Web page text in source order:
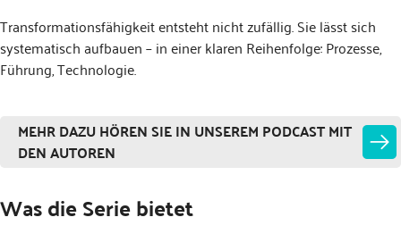
Transformationsfähigkeit entsteht nicht zufällig. Sie lässt sich
systematisch aufbauen – in einer klaren Reihenfolge: Prozesse,
Führung, Technologie.
MEHR DAZU HÖREN SIE IN UNSEREM PODCAST MIT
DEN AUTOREN
Was die Serie bietet